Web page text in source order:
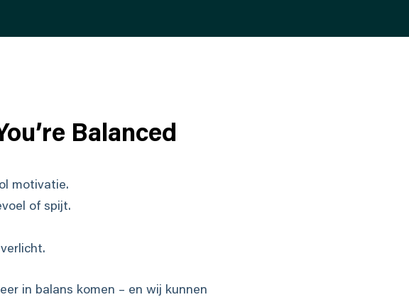
Balanced
motivatie.
of spijt.
in balans komen – en wij kunnen